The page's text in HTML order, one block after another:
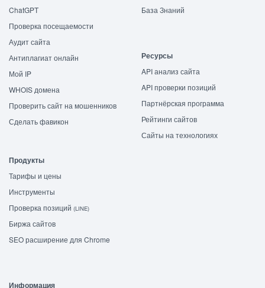
ChatGPT
Проверка посещаемости
Аудит сайта
Антиплагиат онлайн
Мой IP
WHOIS домена
Проверить сайт на мошенников
Сделать фавикон
База Знаний
Ресурсы
API анализ сайта
API проверки позиций
Партнёрская программа
Рейтинги сайтов
Сайты на технологиях
Продукты
Тарифы и цены
Инструменты
Проверка позиций (LINE)
Биржа сайтов
SEO расширение для Chrome
Информация